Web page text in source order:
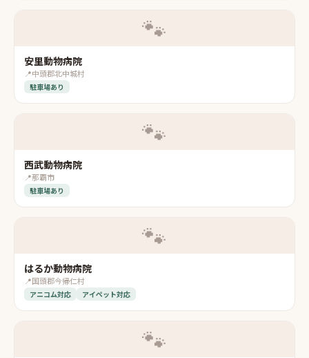
🐾
安里動物病院
📍中頭郡北中城村
駐車場あり
🐾
西武動物病院
📍那覇市
駐車場あり
🐾
はるか動物病院
📍国頭郡今帰仁村
アニコム対応 アイペット対応
🐾